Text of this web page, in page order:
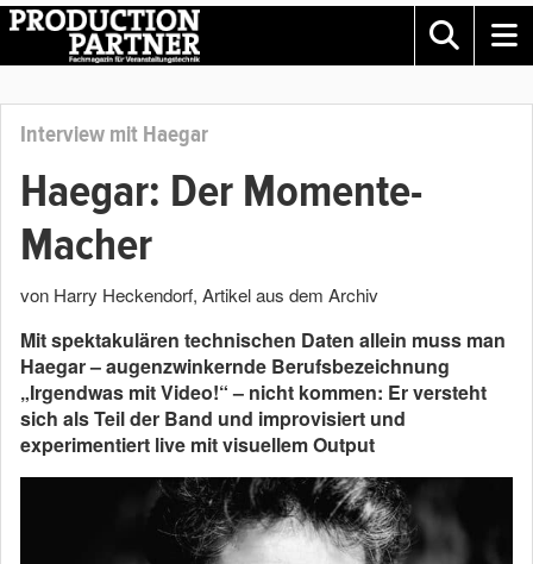
Interview mit Haegar
Haegar: Der Momente-
Macher
von Harry Heckendorf, Artikel aus dem Archiv
Mit spektakulären technischen Daten allein muss man
Haegar – augenzwinkernde Berufsbezeichnung
„Irgendwas mit Video!“ – nicht kommen: Er versteht
sich als Teil der Band und improvisiert und
experimentiert live mit visuellem Output